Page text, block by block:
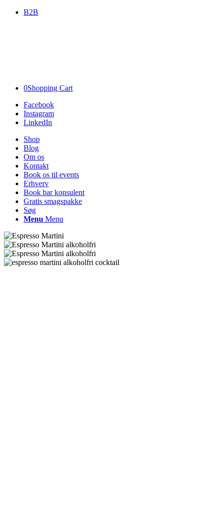
B2B
0Shopping Cart
Facebook
Instagram
LinkedIn
Shop
Blog
Om os
Kontakt
Book os til events
Erhverv
Book bar konsulent
Gratis smagspakke
Søg
Menu Menu